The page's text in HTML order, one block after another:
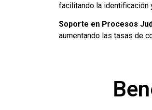
facilitando la identificación
Soporte en Procesos
aumentando las tasas de